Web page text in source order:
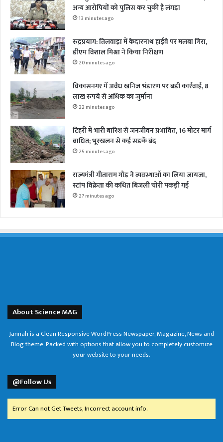
अन्य आरोपियों को पुलिस कर चुकी है लंगड़ा
13 minutes ago
रुद्रप्रयाग: तिलवाड़ा में केदारनाथ हाईवे पर मलबा गिरा,
डीएम विशाल मिश्रा ने किया निरीक्षण
20 minutes ago
विकासनगर में अवैध खनिज भंडारण पर बड़ी कार्रवाई, 8
लाख रुपये से अधिक का जुर्माना
22 minutes ago
टिहरी में भारी बारिश से जनजीवन प्रभावित, 16 मोटर मार्ग
बाधित; भूस्खलन से कई सड़कें बंद
25 minutes ago
राज्यमंत्री गीताराम गौड़ ने व्यवस्थाओं का लिया जायजा,
स्टांप विक्रेता की कथित बिजली चोरी पकड़ी गई
27 minutes ago
About Science MAG
Jannah is a Clean Responsive WordPress Newspaper, Magazine, News and
Blog theme. Packed with options that allow you to completely customize
your website to your needs.
@Follow Us
Error Can not Get Tweets, Incorrect account info.